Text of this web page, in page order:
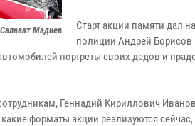
Салават Мадиев
Старт акции памяти дал
полиции Андрей Борисов
портреты своих дедов и
Геннадий Кириллович
форматы акции реализуются